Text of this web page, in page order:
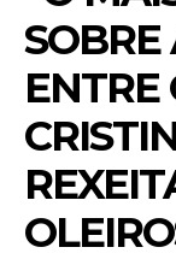
SOBRE
ENTRE